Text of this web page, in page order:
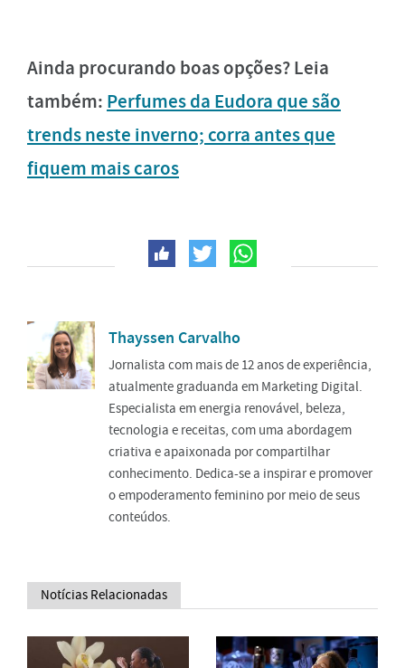
Ainda procurando boas opções? Leia
também: Perfumes da Eudora que são
trends neste inverno; corra antes que
fiquem mais caros
Thayssen Carvalho
Jornalista com mais de 12 anos de experiência,
atualmente graduanda em Marketing Digital.
Especialista em energia renovável, beleza,
tecnologia e receitas, com uma abordagem
criativa e apaixonada por compartilhar
conhecimento. Dedica-se a inspirar e promover
o empoderamento feminino por meio de seus
conteúdos.
Notícias Relacionadas